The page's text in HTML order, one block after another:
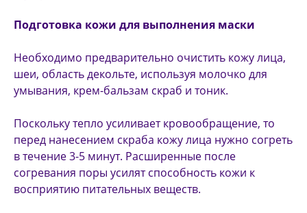
Подготовка кожи для выполнения маски
Необходимо предварительно очистить кожу лица,
шеи, область декольте, используя молочко для
умывания, крем-бальзам скраб и тоник.
Поскольку тепло усиливает кровообращение, то
перед нанесением скраба кожу лица нужно согреть
в течение 3-5 минут. Расширенные после
согревания поры усилят способность кожи к
восприятию питательных веществ.